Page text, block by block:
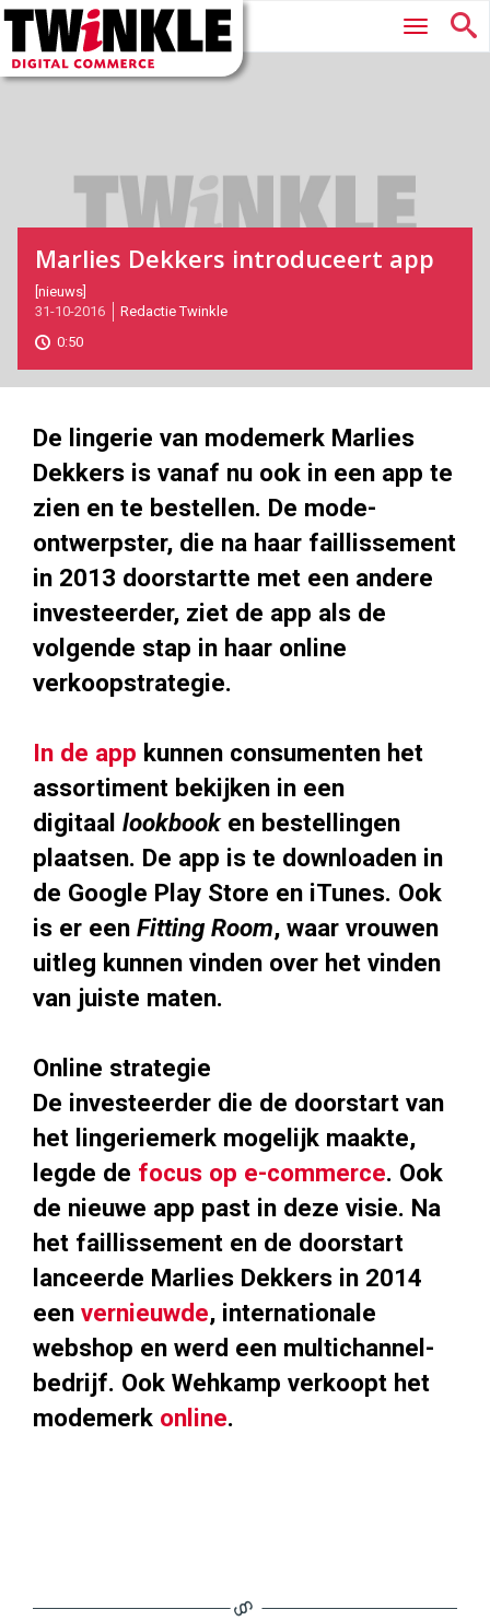
Twinkle
Digital
Commerce
Hoofdmenu
Marlies Dekkers introduceert app
2016-
10-
31T15:30:00
2017-
05-
[nieuws]
31-10-2016
Redactie Twinkle
0:50
De lingerie van modemerk Marlies
Dekkers is vanaf nu ook in een app te
zien en te bestellen. De mode-
ontwerpster, die na haar faillissement
in 2013 doorstartte met een andere
investeerder, ziet de app als de
volgende stap in haar online
verkoopstrategie.
In de app kunnen consumenten het
assortiment bekijken in een
digitaal lookbooken bestellingen
plaatsen. De app is te downloaden in
de Google Play Store en iTunes. Ook
is er een Fitting Room, waar vrouwen
uitleg kunnen vinden over het vinden
van juiste maten.
Online strategie
De investeerder die de doorstart van
het lingeriemerk mogelijk maakte,
legde de focus op e-commerce. Ook
de nieuwe app past in deze visie. Na
het faillissement en de doorstart
lanceerde Marlies Dekkers in 2014
een vernieuwde, internationale
webshop en werd een multichannel-
bedrijf. Ook Wehkamp verkoopt het
modemerk online.